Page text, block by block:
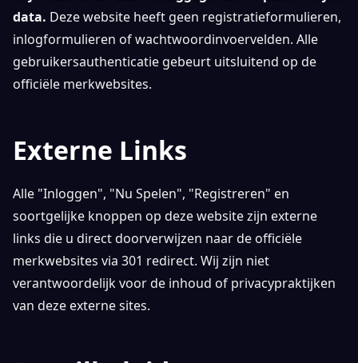
data. Deze website heeft geen registratieformulieren,
inlogformulieren of wachtwoordinvoervelden. Alle
gebruikersauthenticatie gebeurt uitsluitend op de
officiële merkwebsites.
Externe Links
Alle "Inloggen", "Nu Spelen", "Registreren" en
soortgelijke knoppen op deze website zijn externe
links die u direct doorverwijzen naar de officiële
merkwebsites via 301 redirect. Wij zijn niet
verantwoordelijk voor de inhoud of privacypraktijken
van deze externe sites.